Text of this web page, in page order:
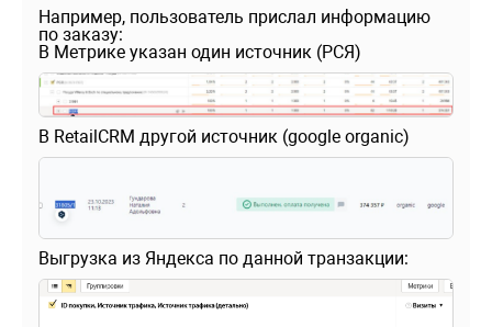
Например, пользователь прислал информацию
по заказу:
В Метрике указан один источник (РСЯ)
В RetailCRM другой источник (google organic)
Выгрузка из Яндекса по данной транзакции: